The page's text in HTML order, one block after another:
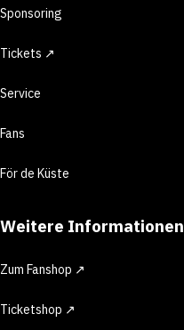
Sponsoring
Tickets ↗
Service
Fans
För de Küste
Weitere Informationen
Zum Fanshop ↗
Ticketshop ↗